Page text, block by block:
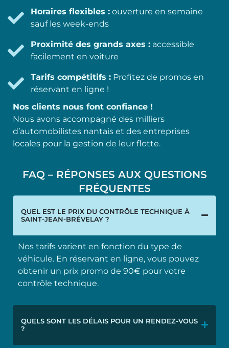
Horaires flexibles : ouverture en semaine
sauf les week-ends
Proximité des grands axes : accessible
facilement en voiture
Tarifs compétitifs : Profitez de promos en
réservant en ligne !
Nos clients nous font confiance !
Nous avons accompagné des milliers
d’automobilistes nantais et des entreprises
locales pour la gestion de leur flotte.
FAQ – RÉPONSES AUX QUESTIONS
FRÉQUENTES
QUEL EST LE PRIX DU CONTRÔLE TECHNIQUE À
SAINT-JEAN-BRÉVELAY ?
Nos tarifs varient en fonction du type de
véhicule. En réservant en ligne, vous pouvez
obtenir un prix promo de 90€ pour votre
contrôle technique.
QUELS SONT LES DÉLAIS POUR UN RENDEZ-VOUS
?